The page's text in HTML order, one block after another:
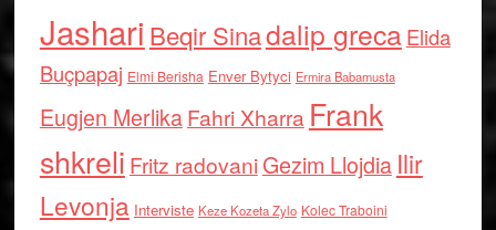
Jashari Beqir Sinadalip grecaElida
Buçpapaj Elmi Berisha Enver Bytyci Ermira Babamusta
Eugjen MerlikaFahri Xharra Frank
shkreli Fritz radovaniGezim Llojdia Ilir
Levonja Interviste Keze Kozeta Zylo Kolec Traboini